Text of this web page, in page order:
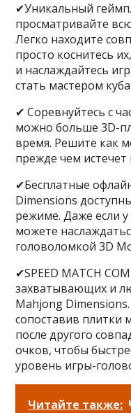
✔Уникальный
просматривайте
Легко находите
просто коснитесь
и наслаждайтесь
стать мастером
✔ Соревнуйтесь с
можно больше 3D-
время. Решите как
прежде чем истечет
✔Бесплатные
Dimensions
режиме. Даже если у
можете
головоломкой 3D
✔SPEED MATCH
захватывающих и
Mahjong
сопоставив плитки
после другого
очков, чтобы
уровень игры-
Читайте также: